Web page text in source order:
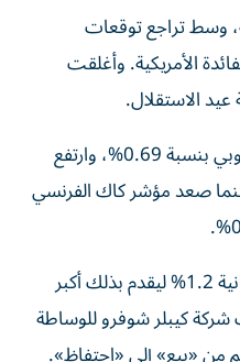
وسط تراجع توقعات
الأمريكية. وأغلقت
عيد الاستقلال.
وصعد مؤشر ستوكس 600 الأوروبي بنسبة 0.69%، وارتفع
الألماني 0.85%، بينما صعد مؤشر كاك الفرنسي
زاد سهم مجموعة سيمنس الألمانية 1.2% ليقدم بذلك أكبر
كيبلر شوفرو للوساطة